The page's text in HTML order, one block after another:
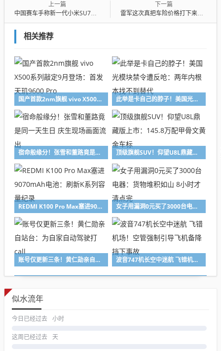
上一篇
中国赛车手称新一代小米SU7表现近乎满分：小米高管傲娇回应
下一篇
雷军这次真把车险价格打下来了！小米官方车险在北京上线：更便宜、服务更多
相关推荐
国产首款2nm旗舰 vivo X500系列敲定9月登场：首发天玑9600 Pro 此举是卡自己的脖子！美国光模块禁令遭反呛：两年内根本找不到替代
宿命般缘分！张雪和董路竟是同一天生日 庆生现场画面流出 顶级旗舰SUV！仰望U8L鼎藏版上市：145.8万配甲骨文黄金车标
REDMI K100 Pro Max塞进9070mAh电池：刷新K系列容量纪录 女子用漏洞0元买了3000台电器：货物堆积如山 8小时才清点完
账号仅更新三条！黄仁勋亲自站台：为自家自动驾驶打call 波音747机长空中迷航 飞错机场！空管强制引导飞机备降 挡下事故
似水流年
今日已经过去 小时
这周已经过去 天